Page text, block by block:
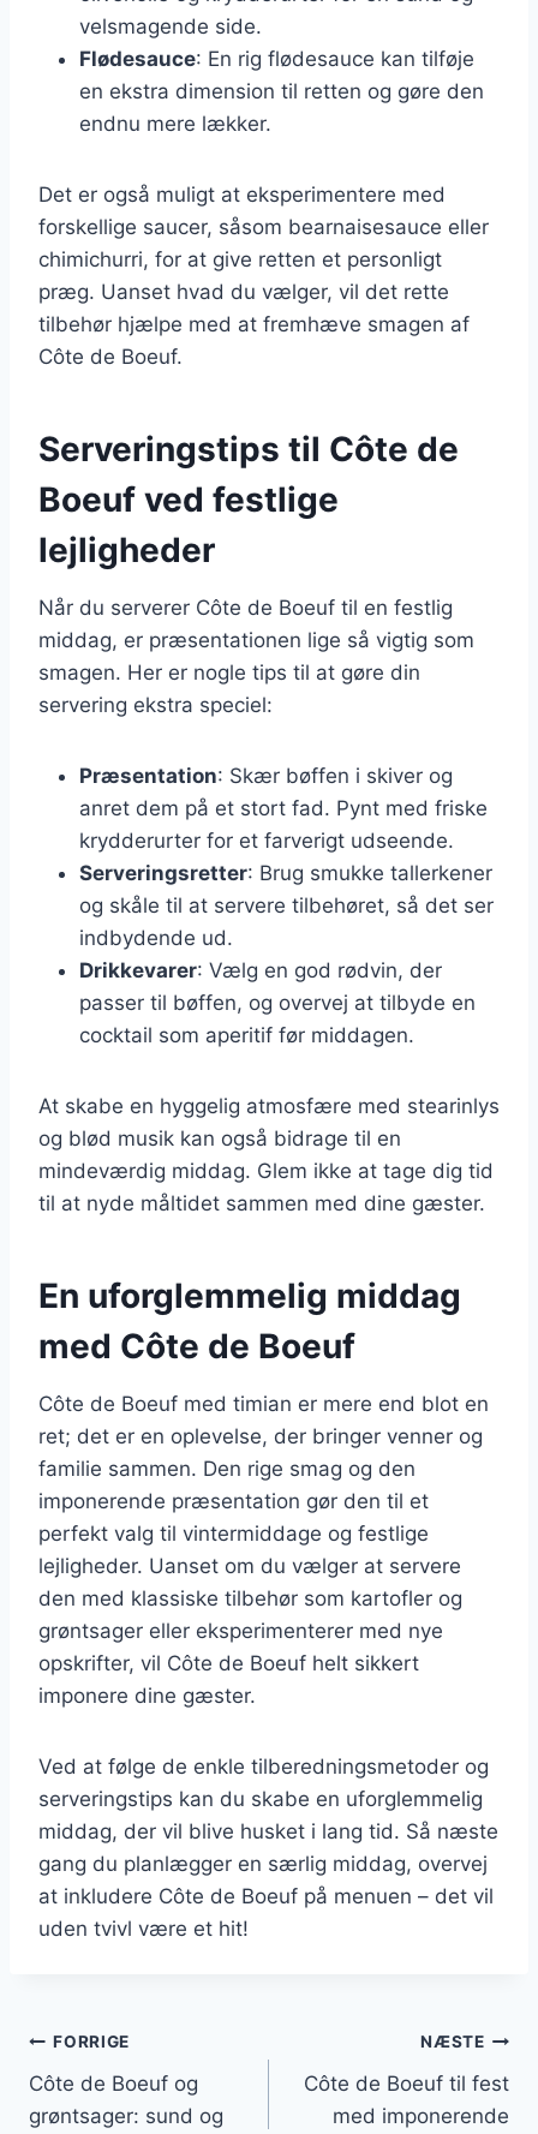
velsmagende side.
Flødesauce: En rig flødesauce kan tilføje
en ekstra dimension til retten og gøre den
endnu mere lækker.
Det er også muligt at eksperimentere med
forskellige saucer, såsom bearnaisesauce eller
chimichurri, for at give retten et personligt
præg. Uanset hvad du vælger, vil det rette
tilbehør hjælpe med at fremhæve smagen af
Côte de Boeuf.
Serveringstips til Côte de
Boeuf ved festlige
lejligheder
Når du serverer Côte de Boeuf til en festlig
middag, er præsentationen lige så vigtig som
smagen. Her er nogle tips til at gøre din
servering ekstra speciel:
Præsentation: Skær bøffen i skiver og
anret dem på et stort fad. Pynt med friske
krydderurter for et farverigt udseende.
Serveringsretter: Brug smukke tallerkener
og skåle til at servere tilbehøret, så det ser
indbydende ud.
Drikkevarer: Vælg en god rødvin, der
passer til bøffen, og overvej at tilbyde en
cocktail som aperitif før middagen.
At skabe en hyggelig atmosfære med stearinlys
og blød musik kan også bidrage til en
mindeværdig middag. Glem ikke at tage dig tid
til at nyde måltidet sammen med dine gæster.
En uforglemmelig middag
med Côte de Boeuf
Côte de Boeuf med timian er mere end blot en
ret; det er en oplevelse, der bringer venner og
familie sammen. Den rige smag og den
imponerende præsentation gør den til et
perfekt valg til vintermiddage og festlige
lejligheder. Uanset om du vælger at servere
den med klassiske tilbehør som kartofler og
grøntsager eller eksperimenterer med nye
opskrifter, vil Côte de Boeuf helt sikkert
imponere dine gæster.
Ved at følge de enkle tilberedningsmetoder og
serveringstips kan du skabe en uforglemmelig
middag, der vil blive husket i lang tid. Så næste
gang du planlægger en særlig middag, overvej
at inkludere Côte de Boeuf på menuen – det vil
uden tvivl være et hit!
Indlægsnavigation
FORRIGE
Côte de Boeuf og
grøntsager: sund og
NÆSTE
Côte de Boeuf til fest
med imponerende